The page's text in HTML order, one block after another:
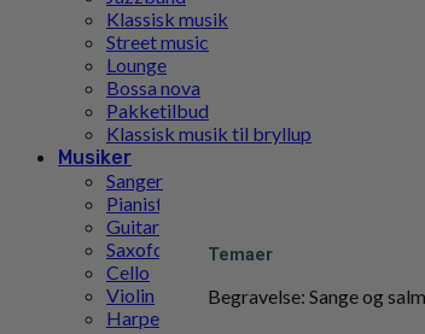
Klassisk musik
Street music
Lounge
Bossa nova
Pakketilbud
Klassisk musik til bryllup
Musiker
Sanger
Pianist
Guitarist
Saxofon
Cello
Violin
Harpe
Temaer
Begravelse: Sange og